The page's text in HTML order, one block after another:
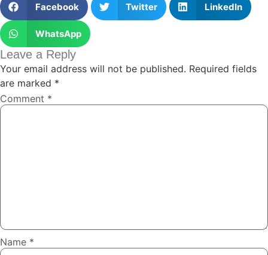
Facebook Twitter LinkedIn
WhatsApp
Leave a Reply
Your email address will not be published. Required fields
are marked *
Comment *
Name *